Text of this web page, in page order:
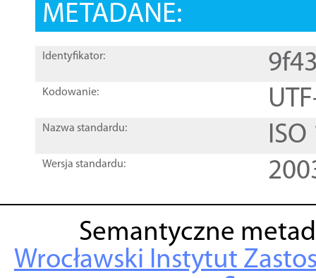
METADANE:
Identyfikator:
Kodowanie:
Nazwa standardu:
Wersja standardu:
Semantyczne
Wrocławski Instytut